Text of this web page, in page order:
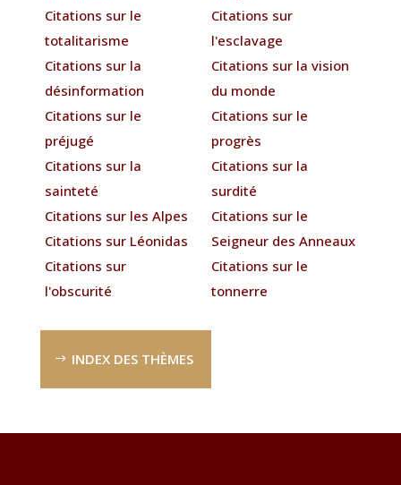
Citations sur le
totalitarisme
Citations sur la
désinformation
Citations sur le
préjugé
Citations sur la
sainteté
Citations sur les Alpes
Citations sur Léonidas
Citations sur
l'obscurité
Citations sur
l'esclavage
Citations sur la vision
du monde
Citations sur le
progrès
Citations sur la
surdité
Citations sur le
Seigneur des Anneaux
Citations sur le
tonnerre
INDEX DES THÈMES